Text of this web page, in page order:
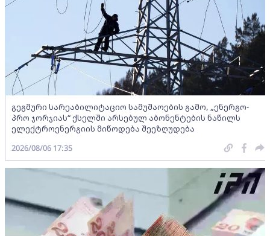
გეგმური სარეაბილიტაციო სამუშაოების გამო, „ენერგო-
პრო ჯორჯიას“ ქსელში არსებულ აბონენტების ნაწილს
ელექტროენერგიის მიწოდება შეეზღუდება
2026/08/06 17:35